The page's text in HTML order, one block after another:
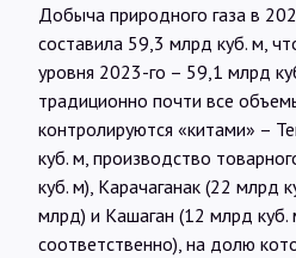
Добыча природного газа в
составила 59,3 млрд куб. м,
уровня 2023-го – 59,1 млрд
традиционно почти все
контролируются «китами» –
куб. м, производство
куб. м), Карачаганак (22 млрд
млрд) и Кашаган (12 млрд
соответственно), на долю